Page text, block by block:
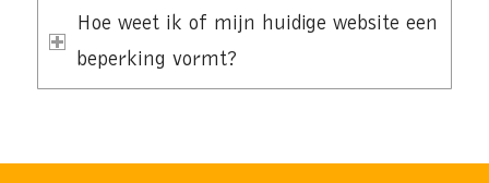
Hoe weet ik of mijn huidige website een
beperking vormt?